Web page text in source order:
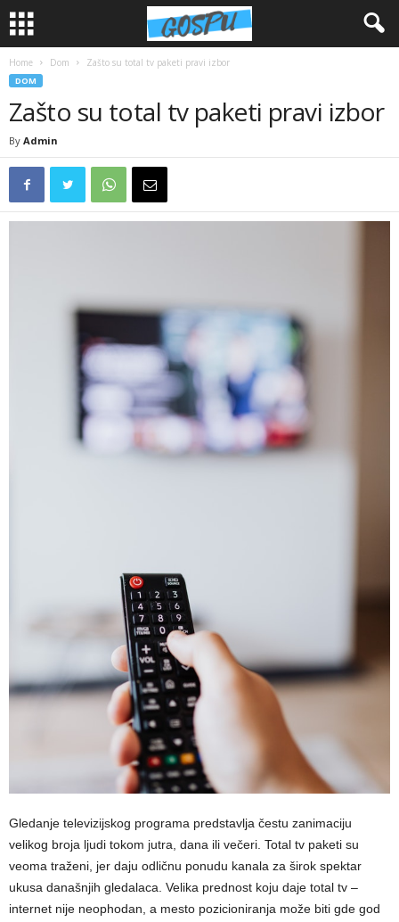
Home Dom Zašto su total tv paketi pravi izbor
DOM
Zašto su total tv paketi pravi izbor
By Admin
Gledanje televizijskog programa predstavlja čestu zanimaciju
velikog broja ljudi tokom jutra, dana ili večeri. Total tv paketi su
veoma traženi, jer daju odličnu ponudu kanala za širok spektar
ukusa današnjih gledalaca. Velika prednost koju daje total tv –
internet nije neophodan, a mesto pozicioniranja može biti gde god